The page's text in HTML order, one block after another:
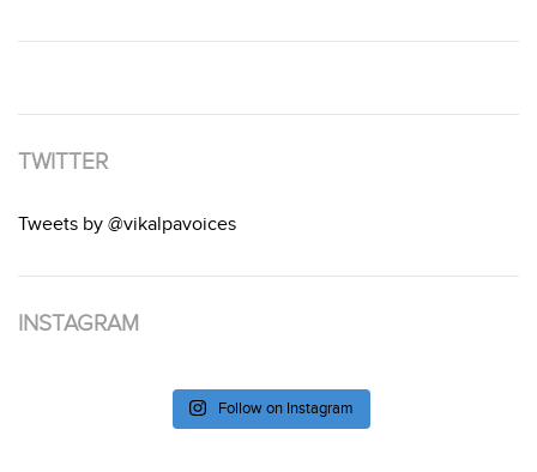
TWITTER
Tweets by @vikalpavoices
INSTAGRAM
Follow on Instagram